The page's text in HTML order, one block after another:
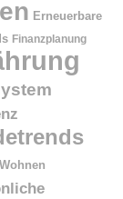
Erneuerbare
Finanzplanung